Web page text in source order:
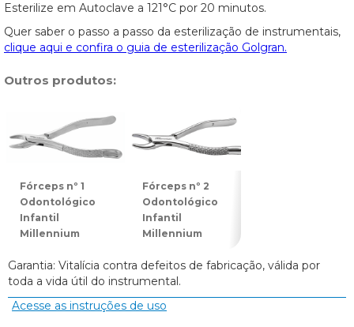
Esterilize em Autoclave a 121°C por 20 minutos.
Quer saber o passo a passo da esterilização de instrumentais,
clique aqui e confira o guia de esterilização Golgran.
Outros produtos:
Fórceps nº 1
Odontológico
Infantil
Millennium
Fórceps nº 2
Odontológico
Infantil
Millennium
Garantia: Vitalícia contra defeitos de fabricação, válida por
toda a vida útil do instrumental.
Acesse as instruções de uso